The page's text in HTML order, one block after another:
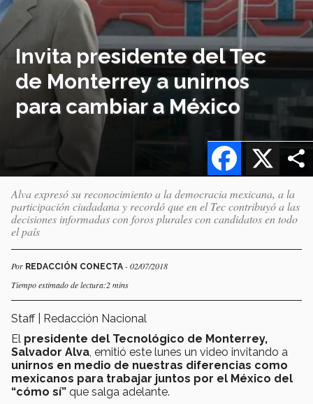
Invita presidente del Tec
de Monterrey a unirnos
para cambiar a México
X
Facebook
Alva expresó su reconocimiento a la democracia mexicana, a la
participación ciudadana y recordó que en el Tec contribuyó a las
decisiones informadas con foros plurales con candidatos en todo
el país
Por REDACCIÓN CONECTA - 02/07/2018
Tiempo estimado de lectura:2 mins
Staff | Redacción Nacional
El presidente del Tecnológico de Monterrey,
Salvador Alva , emitió este lunes un video invitando a
unirnos en medio de nuestras diferencias como
mexicanos para trabajar juntos por el México del
“cómo sí” que salga adelante.